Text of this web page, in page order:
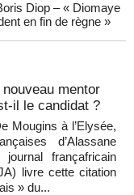
en fin de règne »
du Mossad
opérationnelle
mentor
il le candidat ?
Mougins à l’Elysée,
d’Alassane
françafricain
livre cette citation
» du...